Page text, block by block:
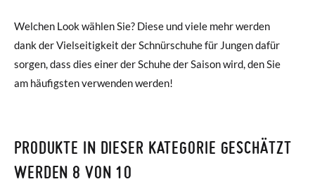
Welchen Look wählen Sie? Diese und viele mehr werden
dank der Vielseitigkeit der Schnürschuhe für Jungen dafür
sorgen, dass dies einer der Schuhe der Saison wird, den Sie
am häufigsten verwenden werden!
PRODUKTE IN DIESER KATEGORIE GESCHÄTZT
WERDEN 8 VON 10